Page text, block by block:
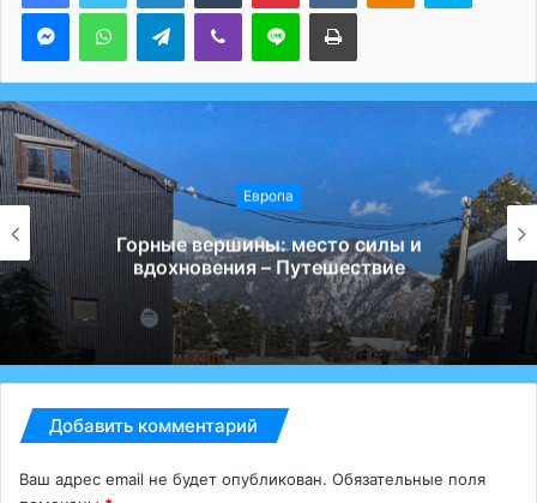
MessengerWhatsAppTelegramViber Line Печатать
силы и
Европа
Избыток или новое
почему дети перестали
Добавить комментарий
Ваш адрес email не будет опубликован. Обязательные поля